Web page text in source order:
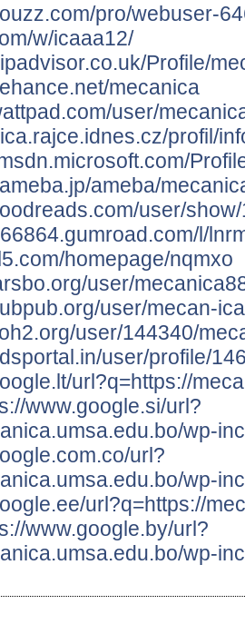
pro/webuser-
w/icaaa12/
Profile/
mecanica
user/
profil/
ameba/
user/
l/
homepage/nqmxo
user/
user/mecan-
user/144340/
user/profile/
url?q=https://
www.google.si/url?
wp-
url?
wp-
url?q=https://
www.google.by/url?
wp-